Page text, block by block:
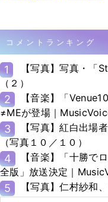
コメントランキング
1
【写真】写真・「
（２）
2
【音楽】「
≠MEが登場｜
3
【写真】紅白出場
（写真１０／１０）
4
【音楽】「十勝で
全版」放送決定｜
5 【写真】仁村紗和